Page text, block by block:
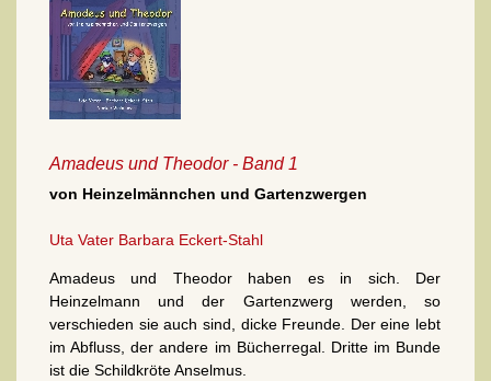
Amadeus und Theodor - Band 1
von Heinzelmännchen und Gartenzwergen
Uta Vater Barbara Eckert-Stahl
Amadeus und Theodor haben es in sich. Der
Heinzelmann und der Gartenzwerg werden, so
verschieden sie auch sind, dicke Freunde. Der eine lebt
im Abfluss, der andere im Bücherregal. Dritte im Bunde
ist die Schildkröte Anselmus.